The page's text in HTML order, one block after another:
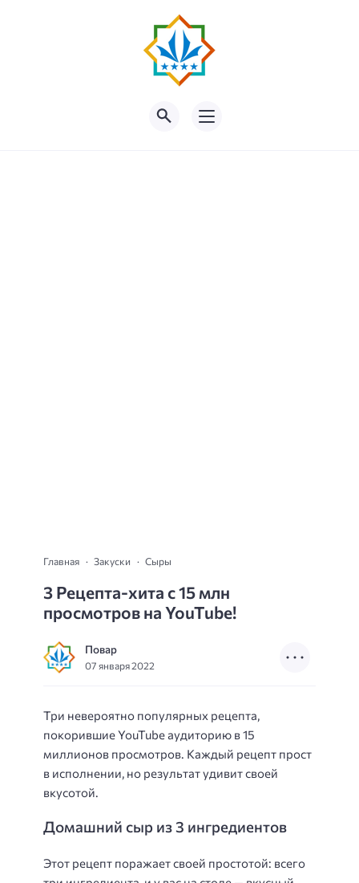
Главная Закуски Сыры
3 Рецепта-хита с 15 млн
просмотров на YouTube!
Повар
07 января 2022
Три невероятно популярных рецепта,
покорившие YouTube аудиторию в 15
миллионов просмотров. Каждый рецепт прост
в исполнении, но результат удивит своей
вкусотой.
Домашний сыр из 3 ингредиентов
Этот рецепт поражает своей простотой: всего